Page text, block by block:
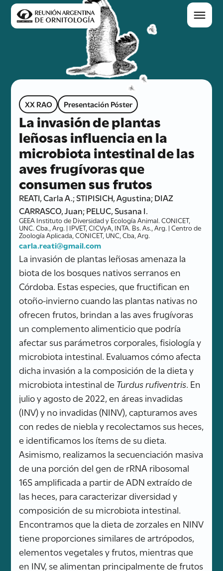
XX RAO Presentación Póster
La invasión de plantas
leñosas influencia en la
microbiota intestinal de las
aves frugívoras que
consumen sus frutos
REATI, Carla A.; STIPISICH, Agustina; DIAZ
CARRASCO, Juan; PELUC, Susana I.
GEEA Instituto de Diversidad y Ecología Animal. CONICET,
UNC. Cba., Arg. | IPVET, CICVyA, INTA. Bs. As., Arg. | Centro de
Zoología Aplicada, CONICET, UNC, Cba, Arg.
carla.reati@gmail.com
La invasión de plantas leñosas amenaza la
biota de los bosques nativos serranos en
Córdoba. Estas especies, que fructifican en
otoño-invierno cuando las plantas nativas no
ofrecen frutos, brindan a las aves frugívoras
un complemento alimenticio que podría
afectar sus parámetros corporales, fisiología y
microbiota intestinal. Evaluamos cómo afecta
dicha invasión a la composición de la dieta y
microbiota intestinal deTurdus rufiventris. En
julio y agosto de 2022, en áreas invadidas
(INV) y no invadidas (NINV), capturamos aves
con redes de niebla y recolectamos sus heces,
e identificamos los ítems de su dieta.
Asimismo, realizamos la secuenciación masiva
de una porción del gen de rRNA ribosomal
16S amplificada a partir de ADN extraído de
las heces, para caracterizar diversidad y
composición de su microbiota intestinal.
Encontramos que la dieta de zorzales en NINV
tiene proporciones similares de artrópodos,
elementos vegetales y frutos, mientras que
en INV, se alimentan principalmente de frutos